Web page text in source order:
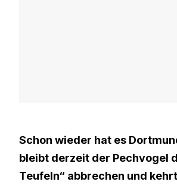
Schon wieder hat es
bleibt derzeit der Pechvogel
Teufeln“ abbrechen und